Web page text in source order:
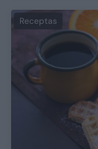
Receptas